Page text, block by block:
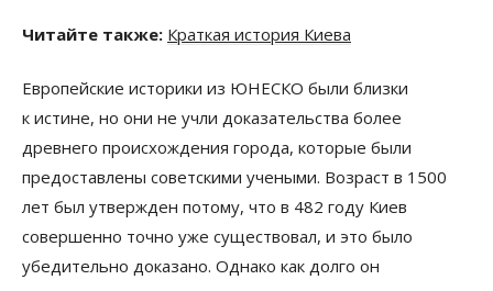
Читайте также: Краткая история Киева
Европейские историки из ЮНЕСКО были близки
к истине, но они не учли доказательства более
древнего происхождения города, которые были
предоставлены советскими учеными. Возраст в 1500
лет был утвержден потому, что в 482 году Киев
совершенно точно уже существовал, и это было
убедительно доказано. Однако как долго он